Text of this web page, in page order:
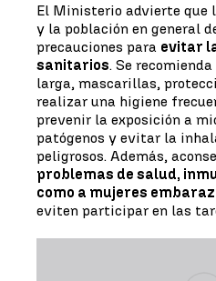
El Ministerio advierte que
y la población en general
precauciones para evitar
sanitarios. Se
larga, mascarillas,
realizar una higiene
prevenir la exposición a
patógenos y evitar la
peligrosos. Además,
problemas de salud,
como a mujeres
eviten participar en las